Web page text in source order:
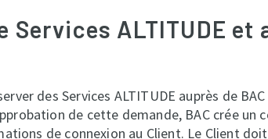
Services ALTITUDE et
des Services ALTITUDE auprès de
de cette demande, BAC crée un
de connexion au Client. Le Client